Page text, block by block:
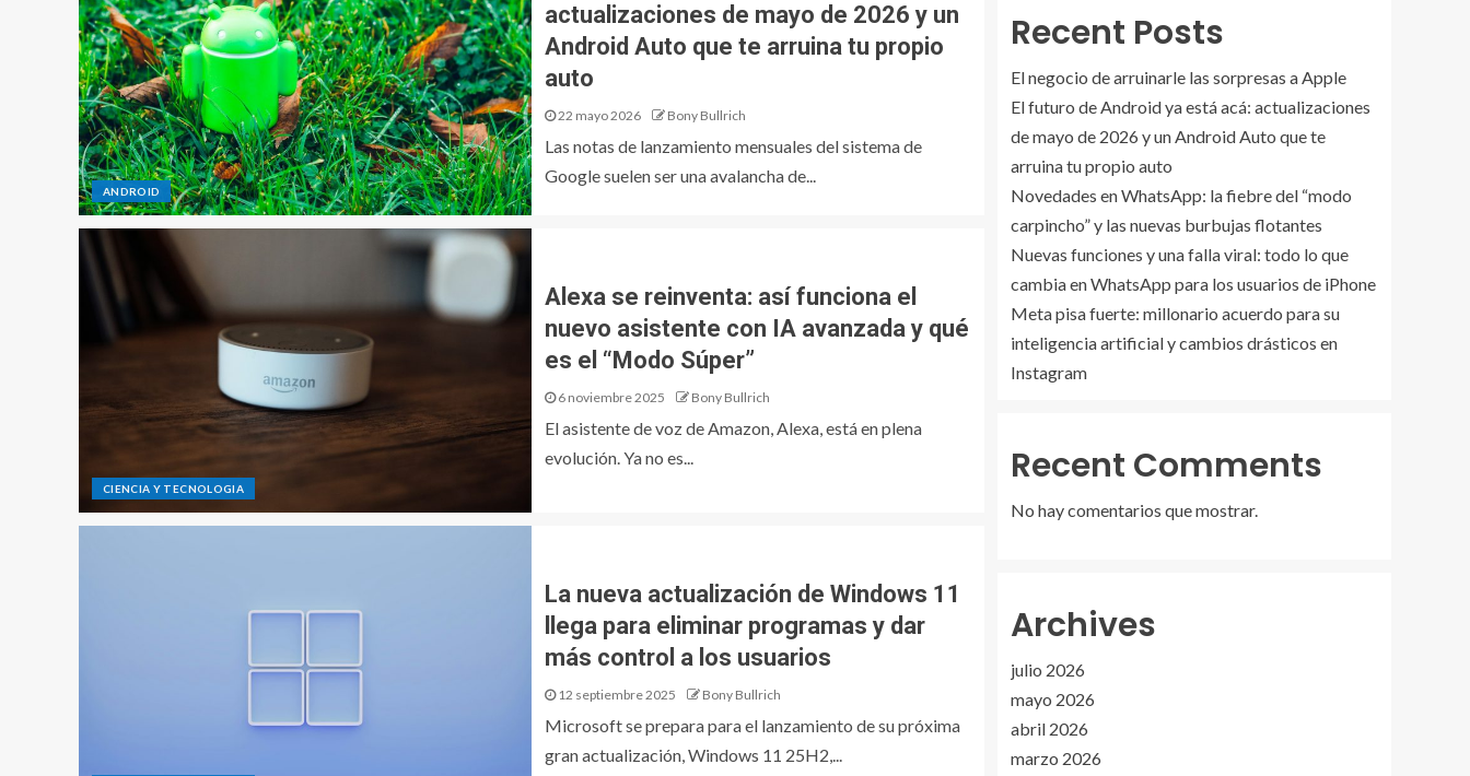
ANDROID
actualizaciones de mayo de 2026 y un
Android Auto que te arruina tu propio
auto
22 mayo 2026 Bony Bullrich
Las notas de lanzamiento mensuales del sistema de
Google suelen ser una avalancha de...
CIENCIA Y TECNOLOGIA
Alexa se reinventa: así funciona el
nuevo asistente con IA avanzada y qué
es el “Modo Súper”
6 noviembre 2025 Bony Bullrich
El asistente de voz de Amazon, Alexa, está en plena
evolución. Ya no es...
La nueva actualización de Windows 11
llega para eliminar programas y dar
más control a los usuarios
12 septiembre 2025 Bony Bullrich
Microsoft se prepara para el lanzamiento de su próxima
gran actualización, Windows 11 25H2,...
Recent Posts
El negocio de arruinarle las sorpresas a Apple
El futuro de Android ya está acá: actualizaciones
de mayo de 2026 y un Android Auto que te
arruina tu propio auto
Novedades en WhatsApp: la fiebre del “modo
carpincho” y las nuevas burbujas flotantes
Nuevas funciones y una falla viral: todo lo que
cambia en WhatsApp para los usuarios de iPhone
Meta pisa fuerte: millonario acuerdo para su
inteligencia artificial y cambios drásticos en
Instagram
Recent Comments
No hay comentarios que mostrar.
Archives
julio 2026
mayo 2026
abril 2026
marzo 2026